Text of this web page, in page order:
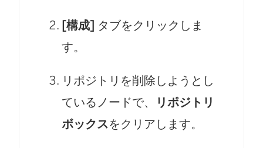
[構成] タブをクリックしま
す。
リポジトリを削除しようとし
ているノードで、
リポジトリ
ボックスをクリアします。